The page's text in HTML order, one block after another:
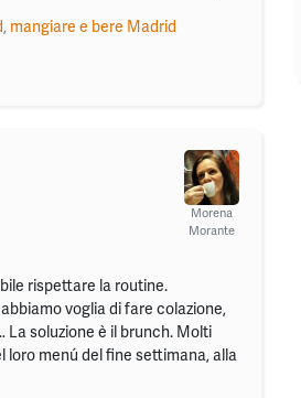
, mangiare e bere Madrid
Morena
Morante
rispettare la routine.
voglia di fare colazione,
soluzione è il brunch. Molti
loro menú del fine settimana, alla